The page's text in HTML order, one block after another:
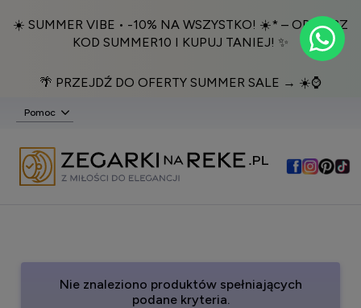
☀️ SUMMER VIBE • -10% NA WSZYSTKO! ☀️* – ODBIERZ
KOD SUMMER10 I KUPUJ TANIEJ! ✨
🌴 PRZEJDŹ DO OFERTY SUMMER SALE → ☀️⌚️
Pomoc
Nie znaleziono produktów spełniających
podane kryteria.